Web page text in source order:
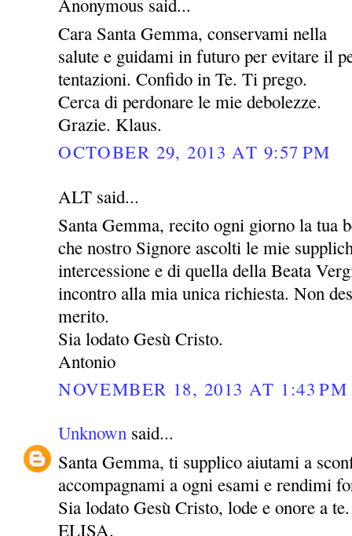
Cara Santa Gemma, conservami nella
salute e guidami in futuro per evitare il
tentazioni. Confido in Te. Ti prego.
Cerca di perdonare le mie debolezze.
Grazie. Klaus.
OCTOBER 29, 2013 AT 9:57 PM
ALT said...
Santa Gemma, recito ogni giorno la tua
che nostro Signore ascolti le mie
intercessione e di quella della Beata
incontro alla mia unica richiesta. Non
merito.
Sia lodato Gesù Cristo.
Antonio
NOVEMBER 18, 2013 AT 1:43 PM
Unknown said...
Santa Gemma, ti supplico aiutami a
accompagnami a ogni esami e rendimi
Sia lodato Gesù Cristo, lode e onore a te.
ELISA.